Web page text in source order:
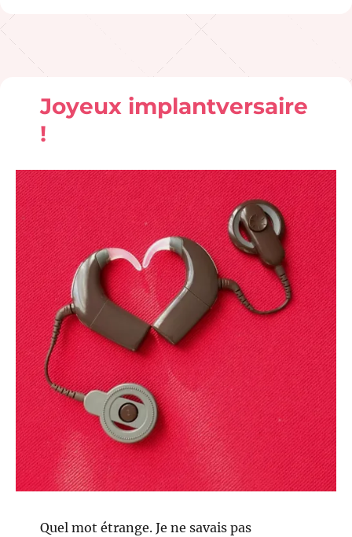
Joyeux implantversaire
!
Quel mot étrange. Je ne savais pas